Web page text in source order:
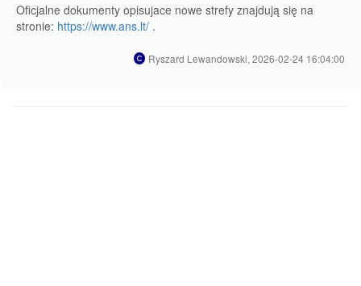
Oficjalne dokumenty opisujace nowe strefy znajdują się na
stronie: https://www.ans.lt/ .
Ryszard Lewandowski, 2026-02-24 16:04:00